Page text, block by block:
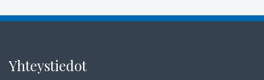
Yhteystiedot